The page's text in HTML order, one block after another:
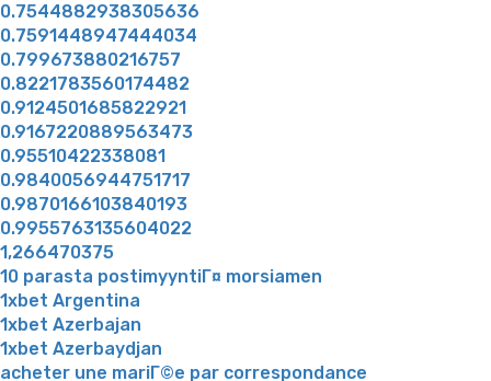
0.7544882938305636
0.7591448947444034
0.799673880216757
0.8221783560174482
0.9124501685822921
0.9167220889563473
0.95510422338081
0.9840056944751717
0.9870166103840193
0.9955763135604022
1,266470375
10 parasta postimyyntiГ¤ morsiamen
1xbet Argentina
1xbet Azerbajan
1xbet Azerbaydjan
acheter une mariГ©e par correspondance